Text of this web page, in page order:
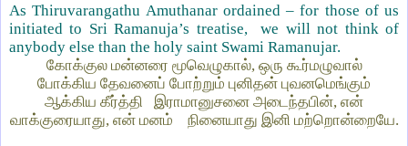
As Thiruvarangathu Amuthanar ordained – for those of us
initiated to Sri Ramanuja’s treatise,
we will not think of
anybody else than the holy saint Swami Ramanujar.
கோக்குல மன்னரை மூவெழுகால், ஒரு கூர்மழுவால்
போக்கிய தேவனைப் போற்றும் புனிதன் புவனமெங்கும்
ஆக்கிய கீர்த்தி
இராமானுசனை அடைந்தபின், என்
வாக்குரையாது, என் மனம்
நினையாது இனி மற்றொன்றையே.